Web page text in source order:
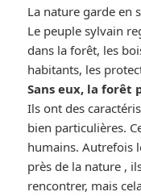
La nature garde en
Le peuple sylvain
dans la forêt, les
habitants, les
Sans eux, la forêt
Ils ont des
bien particulières.
humains. Autrefois
près de la nature ,
rencontrer, mais